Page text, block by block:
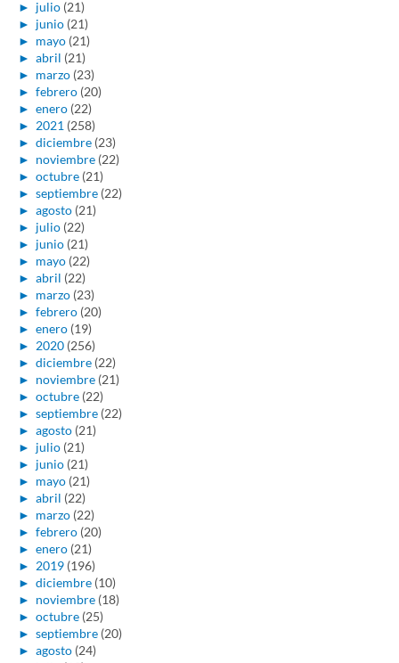
► julio (21)
► junio (21)
► mayo (21)
► abril (21)
► marzo (23)
► febrero (20)
► enero (22)
► 2021 (258)
► diciembre (23)
► noviembre (22)
► octubre (21)
► septiembre (22)
► agosto (21)
► julio (22)
► junio (21)
► mayo (22)
► abril (22)
► marzo (23)
► febrero (20)
► enero (19)
► 2020 (256)
► diciembre (22)
► noviembre (21)
► octubre (22)
► septiembre (22)
► agosto (21)
► julio (21)
► junio (21)
► mayo (21)
► abril (22)
► marzo (22)
► febrero (20)
► enero (21)
► 2019 (196)
► diciembre (10)
► noviembre (18)
► octubre (25)
► septiembre (20)
► agosto (24)